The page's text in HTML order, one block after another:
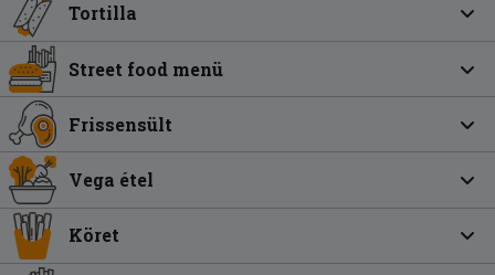
Tortilla
Street food menü
Frissensült
Vega étel
Köret